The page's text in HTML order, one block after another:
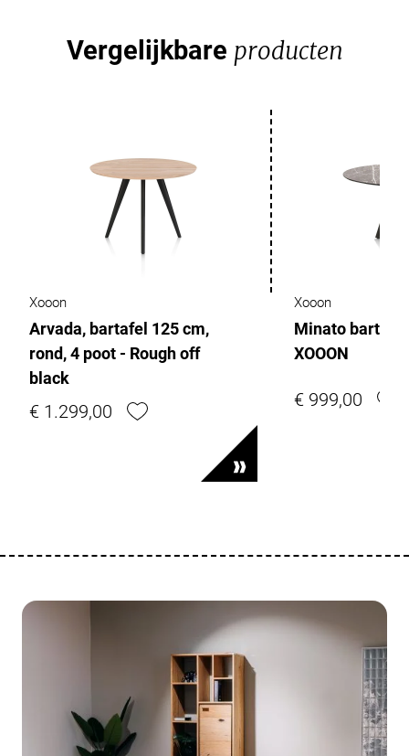
Vergelijkbare producten
Xooon
Arvada, bartafel 125 cm,
rond, 4 poot - Rough off
black
€ 1.299,00
Xooon
Minato
XOOON
€ 999,00